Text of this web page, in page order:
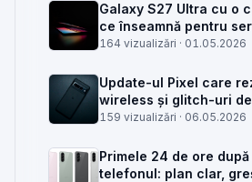
Galaxy S27 Ultra cu o
ce înseamnă pentru
client
164 vizualizări · 01.05.2026
Update-ul Pixel care
wireless și glitch-uri
din service
159 vizualizări · 06.05.2026
Primele 24 de ore
telefonul: plan clar,